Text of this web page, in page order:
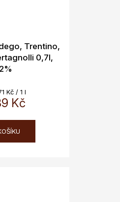
Trentino,
0,7l,
Kč
Kč / 1 l